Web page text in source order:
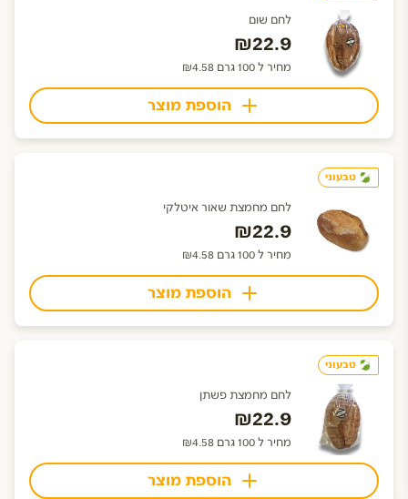
לחם שום
₪22.9
מחיר ל 100 גרם ₪4.58
הוספת מוצר
טבעוני
לחם מחמצת שאור איטלקי
₪22.9
מחיר ל 100 גרם ₪4.58
הוספת מוצר
טבעוני
לחם מחמצת פשתן
₪22.9
מחיר ל 100 גרם ₪4.58
הוספת מוצר